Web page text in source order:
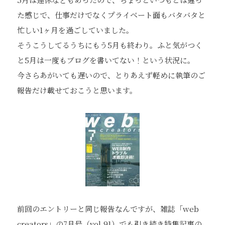
た感じで、仕事だけでなくプライベート面もバタバタと
忙しい1ヶ月を過ごしていました。
そうこうしてるうちにもう5月も終わり。ふと気がつく
と5月は一度もブログを書いてない！という状況に。
今さらあがいても遅いので、とりあえず軽めに執筆のご
報告だけ載せておこうと思います。
前回のエントリーと同じ報告なんですが、雑誌「web